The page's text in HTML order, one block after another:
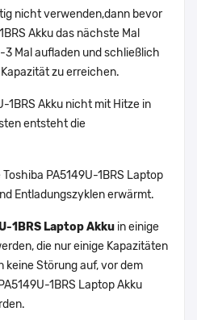
nicht verwenden,dann bevor
Akku das nächste Mal
3 Mal aufladen und schließlich
zu erreichen.
1BRS Akku nicht mit Hitze in
entsteht die
PA5149U-1BRS Laptop
Entladungszyklen erwärmt.
1BRS Laptop Akku in einige
die nur einige Kapazitäten
keine Störung auf, vor dem
1BRS Laptop Akku